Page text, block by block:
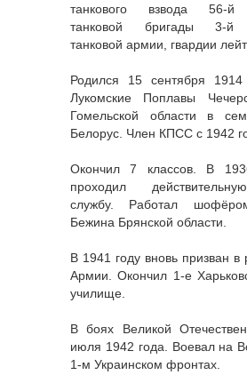
танкового взвода 56-й
танковой бригады 3-й
танковой армии, гвардии
Родился 15 сентября
Лукомские Поплавы
Гомельской области в
Белорус. Член КПСС с 1942
Окончил 7 классов. В
проходил
службу. Работал
Бежина Брянской области.
В 1941 году вновь призван в
Армии. Окончил 1-е
училище.
В боях Великой
июля 1942 года. Воевал на
1-м Украинском фронтах.